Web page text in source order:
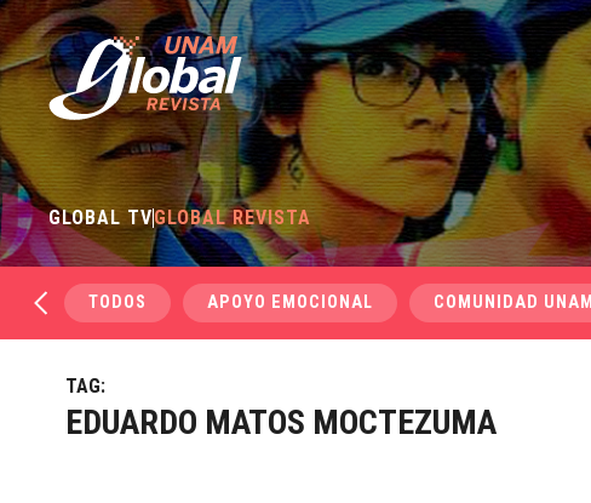
GLOBAL TVGLOBAL REVISTA
TODOS APOYO EMOCIONAL COMUNIDAD UNAM
TAG:
EDUARDO MATOS MOCTEZUMA